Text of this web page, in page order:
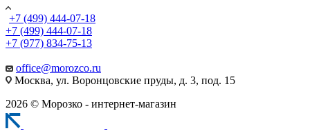
+7 (499) 444-07-18
+7 (499) 444-07-18
+7 (977) 834-75-13
office@morozco.ru
Москва, ул. Воронцовские пруды, д. 3, под. 15
2026 © Морозко - интернет-магазин